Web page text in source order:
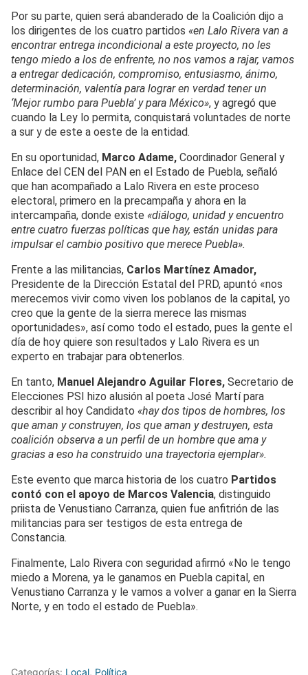
Por su parte, quien será abanderado de la Coalición dijo a
los dirigentes de los cuatro partidos «en Lalo Rivera van a
encontrar entrega incondicional a este proyecto, no les
tengo miedo a los de enfrente, no nos vamos a rajar, vamos
a entregar dedicación, compromiso, entusiasmo, ánimo,
determinación, valentía para lograr en verdad tener un
‘Mejor rumbo para Puebla’ y para México», y agregó que
cuando la Ley lo permita, conquistará voluntades de norte
a sur y de este a oeste de la entidad.
En su oportunidad, Marco Adame, Coordinador General y
Enlace del CEN del PAN en el Estado de Puebla, señaló
que han acompañado a Lalo Rivera en este proceso
electoral, primero en la precampaña y ahora en la
intercampaña, donde existe «diálogo, unidad y encuentro
entre cuatro fuerzas políticas que hay, están unidas para
impulsar el cambio positivo que merece Puebla».
Frente a las militancias, Carlos Martínez Amador,
Presidente de la Dirección Estatal del PRD, apuntó «nos
merecemos vivir como viven los poblanos de la capital, yo
creo que la gente de la sierra merece las mismas
oportunidades», así como todo el estado, pues la gente el
día de hoy quiere son resultados y Lalo Rivera es un
experto en trabajar para obtenerlos.
En tanto, Manuel Alejandro Aguilar Flores, Secretario de
Elecciones PSI hizo alusión al poeta José Martí para
describir al hoy Candidato «hay dos tipos de hombres, los
que aman y construyen, los que aman y destruyen, esta
coalición observa a un perfil de un hombre que ama y
gracias a eso ha construido una trayectoria ejemplar».
Este evento que marca historia de los cuatro Partidos
contó con el apoyo de Marcos Valencia, distinguido
priista de Venustiano Carranza, quien fue anfitrión de las
militancias para ser testigos de esta entrega de
Constancia.
Finalmente, Lalo Rivera con seguridad afirmó «No le tengo
miedo a Morena, ya le ganamos en Puebla capital, en
Venustiano Carranza y le vamos a volver a ganar en la Sierra
Norte, y en todo el estado de Puebla».
Categorías: Local, Política